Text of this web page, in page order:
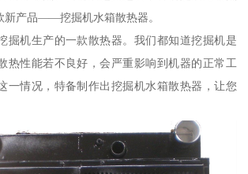
新产品——挖掘机水箱散热器。
掘机生产的一款散热器。我们都知道挖掘机是
热性能若不良好，会严重影响到机器的正常工
一情况，特备制作出挖掘机水箱散热器，让您